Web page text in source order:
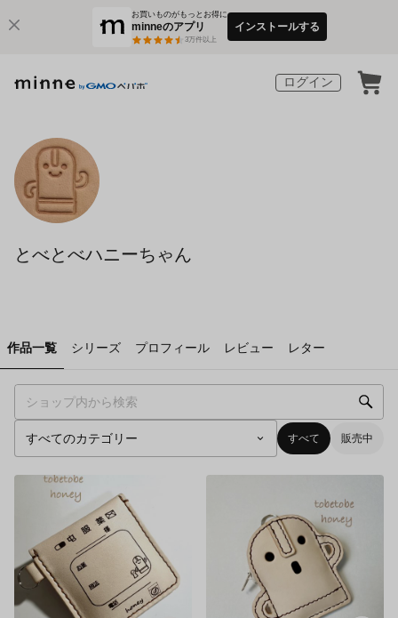
お買いものがもっとお得に
minneのアプリ
3万件以上
インストールする
ログイン
とべとべハニーちゃん
作品一覧 シリーズ プロフィール レビュー レター
すべて 販売中